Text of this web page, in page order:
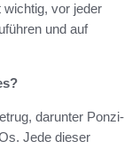
wichtig, vor jeder
und auf
darunter Ponzi-
Jede dieser